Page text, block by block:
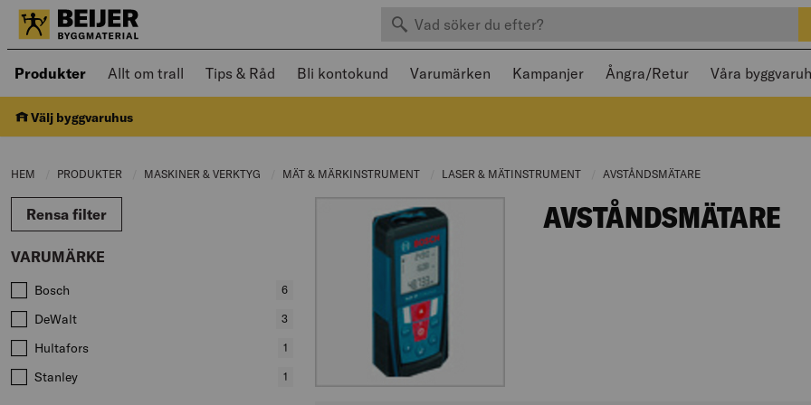
Sök efter produkter
Produkter Öppnad meny kan navigeras med piltangenter och stängas med Escape
Allt om trall Tips & Råd Bli kontokund Varumärken Kampanjer Ångra/Retur Våra
Välj byggvaruhus
HEM PRODUKTER CURRENT PAGE:
MASKINER & VERKTYG CURRENT PAGE:
MÄT & MÄRKINSTRUMENT CURRENT PAGE:
LASER & MÄTINSTRUMENT CURRENT PAGE:
AVSTÅNDSMÄTARE
Rensa filter
VARUMÄRKE
Värden att filtrera på
Bosch ,6
DeWalt ,3
Hultafors ,1
Stanley ,1
AVSTÅNDSMÄTARE